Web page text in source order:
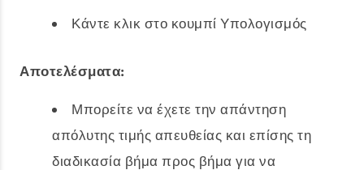
Κάντε κλικ στο κουμπί Υπολογισμός
Αποτελέσματα:
Μπορείτε να έχετε την απάντηση
απόλυτης τιμής απευθείας και επίσης τη
διαδικασία βήμα προς βήμα για να